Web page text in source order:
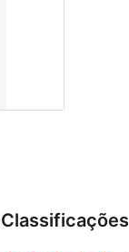
Classificações